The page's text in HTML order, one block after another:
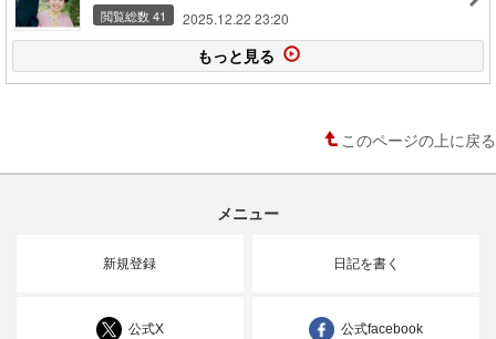
閲覧総数 41 2025.12.22 23:20
もっと見る
このページの上に戻る
メニュー
新規登録 日記を書く
公式X 公式facebook